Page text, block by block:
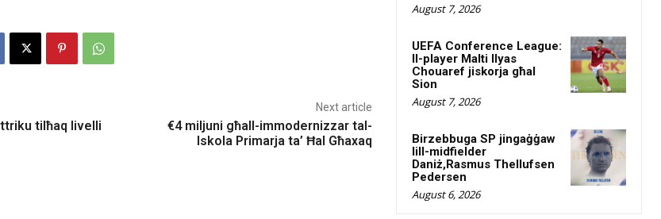
tilħaq livelli
Next article
€4 miljuni għall-immodernizzar tal-
Iskola Primarja ta’ Ħal Għaxaq
August 7, 2026
UEFA Conference League:
Il-player Malti Ilyas
Chouaref jiskorja għal
Sion
August 7, 2026
Birzebbuga SP jingaġġaw
lill-midfielder
Daniż,Rasmus Thellufsen
Pedersen
August 6, 2026